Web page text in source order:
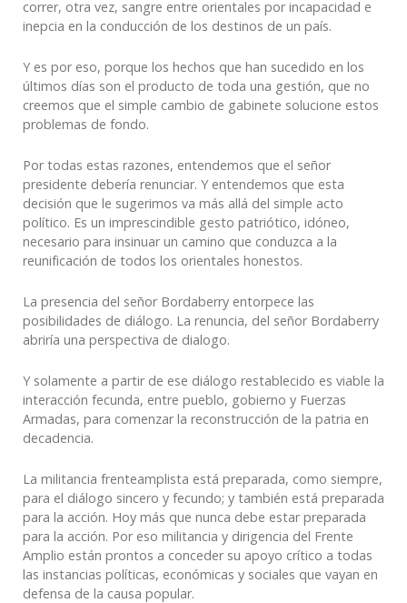
correr, otra vez, sangre entre orientales por incapacidad e
inepcia en la conducción de los destinos de un país.
Y es por eso, porque los hechos que han sucedido en los
últimos días son el producto de toda una gestión, que no
creemos que el simple cambio de gabinete solucione estos
problemas de fondo.
Por todas estas razones, entendemos que el señor
presidente debería renunciar. Y entendemos que esta
decisión que le sugerimos va más allá del simple acto
político. Es un imprescindible gesto patriótico, idóneo,
necesario para insinuar un camino que conduzca a la
reunificación de todos los orientales honestos.
La presencia del señor Bordaberry entorpece las
posibilidades de diálogo. La renuncia, del señor Bordaberry
abriría una perspectiva de dialogo.
Y solamente a partir de ese diálogo restablecido es viable la
interacción fecunda, entre pueblo, gobierno y Fuerzas
Armadas, para comenzar la reconstrucción de la patria en
decadencia.
La militancia frenteamplista está preparada, como siempre,
para el diálogo sincero y fecundo; y también está preparada
para la acción. Hoy más que nunca debe estar preparada
para la acción. Por eso militancia y dirigencia del Frente
Amplio están prontos a conceder su apoyo crítico a todas
las instancias políticas, económicas y sociales que vayan en
defensa de la causa popular.